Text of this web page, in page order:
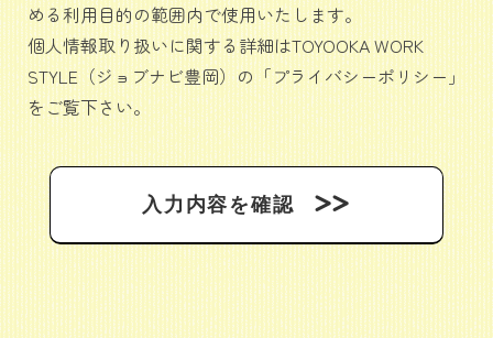
める利用目的の範囲内で使用いたします。
個人情報取り扱いに関する詳細はTOYOOKA WORK
STYLE（ジョブナビ豊岡）の「プライバシーポリシー」
をご覧下さい。